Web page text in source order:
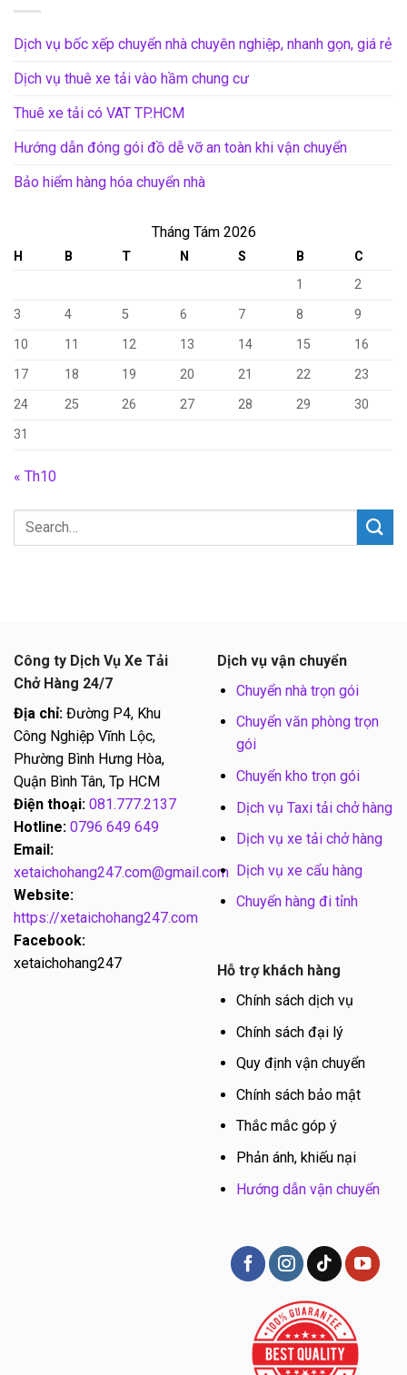
Dịch vụ bốc xếp chuyển nhà chuyên nghiệp, nhanh gọn, giá rẻ
Dịch vụ thuê xe tải vào hầm chung cư
Thuê xe tải có VAT TP.HCM
Hướng dẫn đóng gói đồ dễ vỡ an toàn khi vận chuyển
Bảo hiểm hàng hóa chuyển nhà
Tháng Tám 2026
H B T N S B
C
1
2
3
4 5 6 7 8
9
10
11 12 13 14 15
16
17
18 19 20 21 22
23
24
25 26 27 28 29
30
31
« Th10
Công ty Dịch Vụ Xe Tải
Chở Hàng 24/7
Địa chỉ: Đường P4, Khu
Công Nghiệp Vĩnh Lộc,
Phường Bình Hưng Hòa,
Quận Bình Tân, Tp HCM
Điện thoại: 081.777.2137
Hotline: 0796 649 649
Email:
xetaichohang247.com@gmail.com
Website:
https://xetaichohang247.com
Facebook:
xetaichohang247
Dịch vụ vận chuyển
Chuyển nhà trọn gói
Chuyển văn phòng trọn
gói
Chuyển kho trọn gói
Dịch vụ Taxi tải chở hàng
Dịch vụ xe tải chở hàng
Dịch vụ xe cẩu hàng
Chuyển hàng đi tỉnh
Hỗ trợ khách hàng
Chính sách dịch vụ
Chính sách đại lý
Quy định vận chuyển
Chính sách bảo mật
Thắc mắc góp ý
Phản ánh, khiếu nại
Hướng dẫn vận chuyển